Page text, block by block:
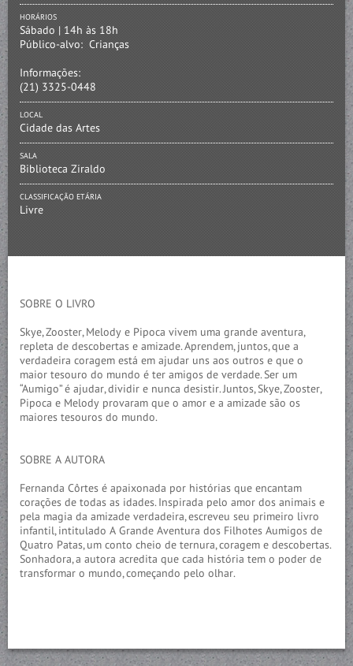
HORÁRIOS
Sábado | 14h às 18h
Público-alvo: Crianças
Informações:
(21) 3325-0448
LOCAL
Cidade das Artes
SALA
Biblioteca Ziraldo
CLASSIFICAÇÃO ETÁRIA
Livre
SOBRE O LIVRO
Skye, Zooster, Melody e Pipoca vivem uma grande aventura,
repleta de descobertas e amizade. Aprendem, juntos, que a
verdadeira coragem está em ajudar uns aos outros e que o
maior tesouro do mundo é ter amigos de verdade. Ser um
“Aumigo” é ajudar, dividir e nunca desistir. Juntos, Skye, Zooster,
Pipoca e Melody provaram que o amor e a amizade são os
maiores tesouros do mundo.
SOBRE A AUTORA
Fernanda Côrtes é apaixonada por histórias que encantam
corações de todas as idades. Inspirada pelo amor dos animais e
pela magia da amizade verdadeira, escreveu seu primeiro livro
infantil, intitulado A Grande Aventura dos Filhotes Aumigos de
Quatro Patas, um conto cheio de ternura, coragem e descobertas.
Sonhadora, a autora acredita que cada história tem o poder de
transformar o mundo, começando pelo olhar.